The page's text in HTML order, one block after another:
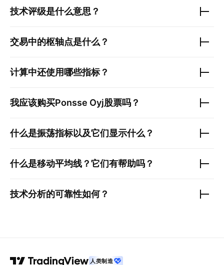
技术评级是什么意思？
交易中的枢轴点是什么？
计算中还使用哪些指标？
我应该购买Ponsse Oyj股票吗？
什么是振荡指标以及它们显示什么？
什么是移动平均线？它们有帮助吗？
技术分析的可靠性如何？
人类制造